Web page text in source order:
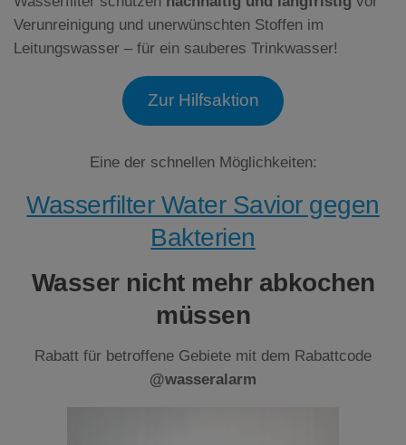
Verunreinigung und unerwünschten Stoffen im
Leitungswasser – für ein sauberes Trinkwasser!
Zur Hilfsaktion
Eine der schnellen Möglichkeiten:
Wasserfilter Water Savior gegen
Bakterien
Wasser nicht mehr abkochen
müssen
Rabatt für betroffene Gebiete mit dem Rabattcode
@wasseralarm